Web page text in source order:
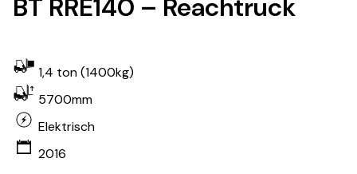
BT RRE140 – Reachtruck
1,4 ton (1400kg)
5700mm
Elektrisch
2016